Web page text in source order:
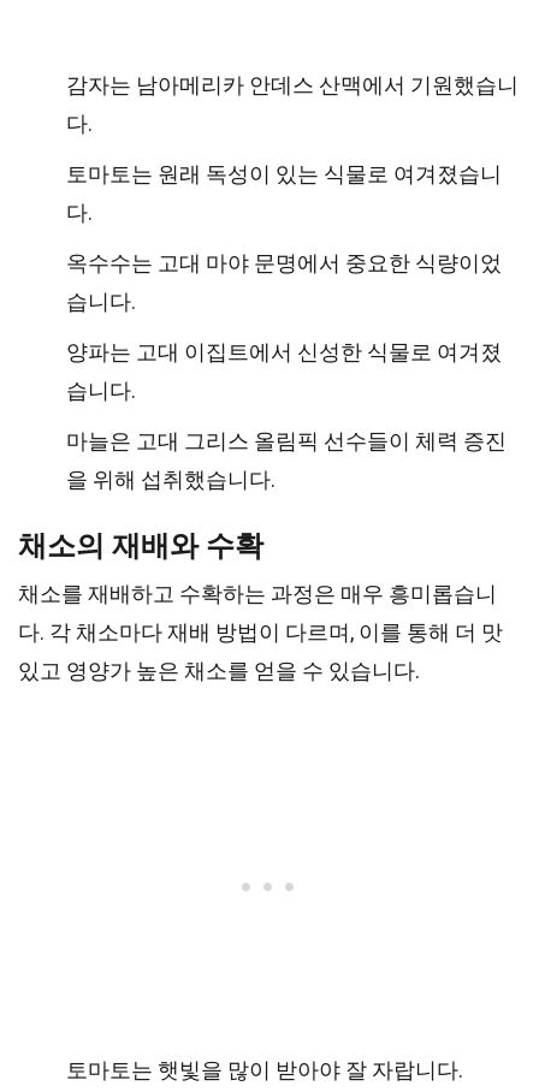
감자는 남아메리카 안데스 산맥에서 기원했습니
다.
토마토는 원래 독성이 있는 식물로 여겨졌습니
다.
옥수수는 고대 마야 문명에서 중요한 식량이었
습니다.
양파는 고대 이집트에서 신성한 식물로 여겨졌
습니다.
마늘은 고대 그리스 올림픽 선수들이 체력 증진
을 위해 섭취했습니다.
채소의 재배와 수확
채소를 재배하고 수확하는 과정은 매우 흥미롭습니
다. 각 채소마다 재배 방법이 다르며, 이를 통해 더 맛
있고 영양가 높은 채소를 얻을 수 있습니다.
토마토는 햇빛을 많이 받아야 잘 자랍니다.